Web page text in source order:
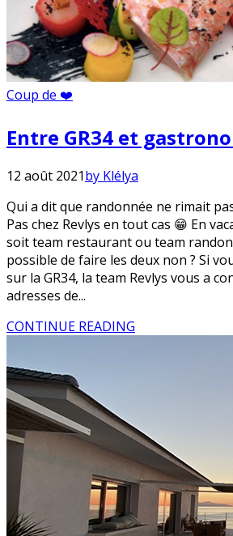
Coup de ❤️
Entre GR34 et
12 août 2021by Klélya
Qui a dit que randonnée ne rimait
Pas chez Revlys en tout cas 😁 En
soit team restaurant ou team
possible de faire les deux non ? Si
sur la GR34, la team Revlys vous a
adresses de...
CONTINUE READING